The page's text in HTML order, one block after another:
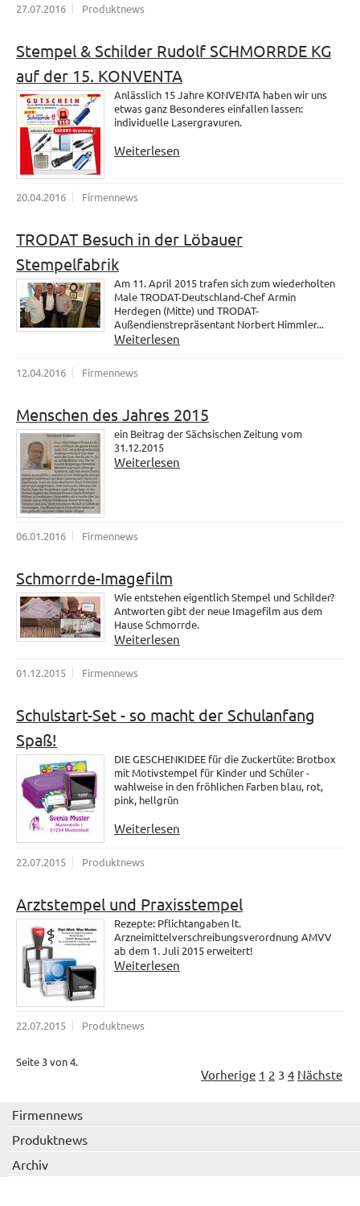
27.07.2016 Produktnews
Stempel & Schilder Rudolf SCHMORRDE KG
auf der 15. KONVENTA
Anlässlich 15 Jahre KONVENTA haben wir uns
etwas ganz Besonderes einfallen lassen:
individuelle Lasergravuren.
Weiterlesen
20.04.2016 Firmennews
TRODAT Besuch in der Löbauer
Stempelfabrik
Am 11. April 2015 trafen sich zum wiederholten
Male TRODAT-Deutschland-Chef Armin
Herdegen (Mitte) und TRODAT-
Außendienstrepräsentant Norbert Himmler...
Weiterlesen
12.04.2016 Firmennews
Menschen des Jahres 2015
ein Beitrag der Sächsischen Zeitung vom
31.12.2015
Weiterlesen
06.01.2016 Firmennews
Schmorrde-Imagefilm
Wie entstehen eigentlich Stempel und Schilder?
Antworten gibt der neue Imagefilm aus dem
Hause Schmorrde.
Weiterlesen
01.12.2015 Firmennews
Schulstart-Set - so macht der Schulanfang
Spaß!
DIE GESCHENKIDEE für die Zuckertüte: Brotbox
mit Motivstempel für Kinder und Schüler -
wahlweise in den fröhlichen Farben blau, rot,
pink, hellgrün
Weiterlesen
22.07.2015 Produktnews
Arztstempel und Praxisstempel
Rezepte: Pflichtangaben lt.
Arzneimittelverschreibungsverordnung AMVV
ab dem 1. Juli 2015 erweitert!
Weiterlesen
22.07.2015 Produktnews
Seite 3 von 4.
Vorherige 1 2 3 4 Nächste
Firmennews
Produktnews
Archiv